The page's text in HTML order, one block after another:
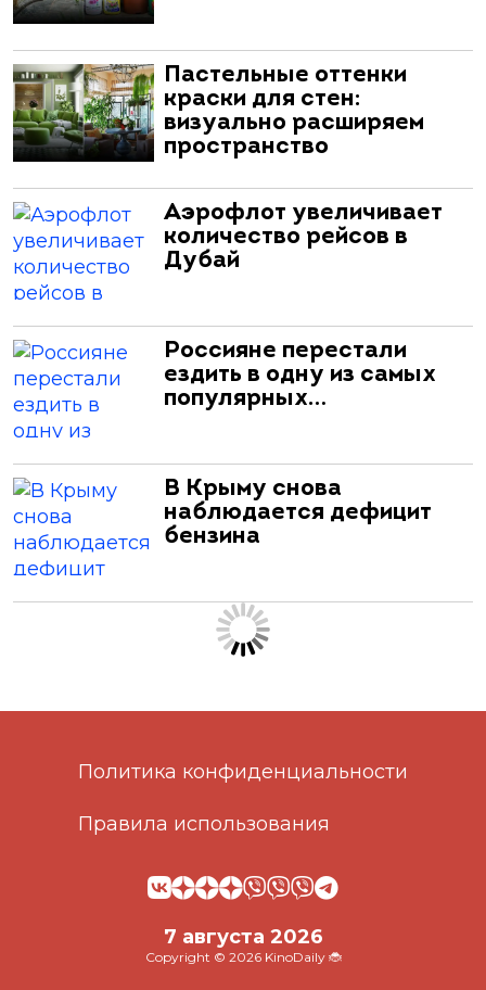
Пастельные оттенки
краски для стен:
визуально расширяем
пространство
Аэрофлот увеличивает
количество рейсов в
Дубай
Россияне перестали
ездить в одну из самых
популярных…
В Крыму снова
наблюдается дефицит
бензина
Политика конфиденциальности
Правила использования
7 августа 2026
Copyright © 2026 KinoDaily 🐞